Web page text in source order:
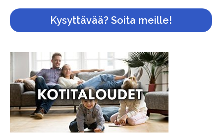
Kysyttävää? Soita meille!